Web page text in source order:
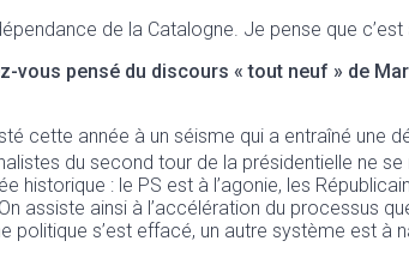
de la Catalogne. Je pense que c’est
vous pensé du discours « tout neuf » de
cette année à un séisme qui a entraîné
du second tour de la présidentielle ne
: le PS est à l’agonie, les
assiste ainsi à l’accélération du processus
politique s’est effacé, un autre système est